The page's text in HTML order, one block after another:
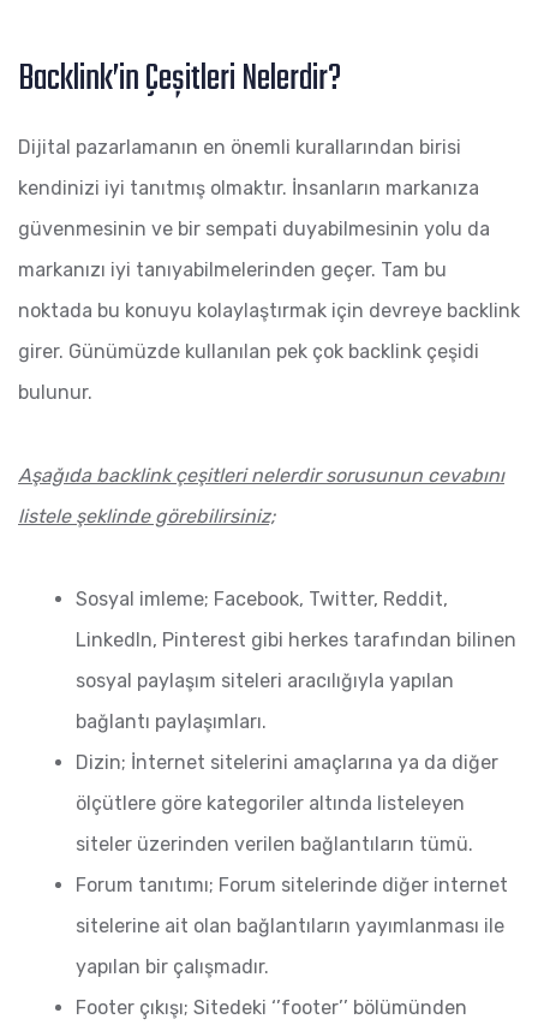
Backlink’in Çeşitleri Nelerdir?
Dijital pazarlamanın en önemli kurallarından birisi
kendinizi iyi tanıtmış olmaktır. İnsanların markanıza
güvenmesinin ve bir sempati duyabilmesinin yolu da
markanızı iyi tanıyabilmelerinden geçer. Tam bu
noktada bu konuyu kolaylaştırmak için devreye backlink
girer. Günümüzde kullanılan pek çok backlink çeşidi
bulunur.
Aşağıda backlink çeşitleri nelerdir sorusunun cevabını
listele şeklinde görebilirsiniz;
Sosyal imleme; Facebook, Twitter, Reddit,
LinkedIn, Pinterest gibi herkes tarafından bilinen
sosyal paylaşım siteleri aracılığıyla yapılan
bağlantı paylaşımları.
Dizin; İnternet sitelerini amaçlarına ya da diğer
ölçütlere göre kategoriler altında listeleyen
siteler üzerinden verilen bağlantıların tümü.
Forum tanıtımı; Forum sitelerinde diğer internet
sitelerine ait olan bağlantıların yayımlanması ile
yapılan bir çalışmadır.
Footer çıkışı; Sitedeki ‘’footer’’ bölümünden